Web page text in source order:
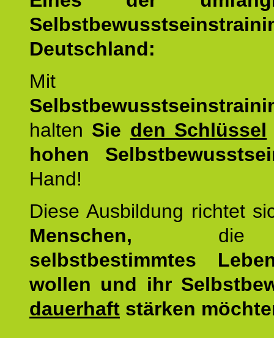
Deutschland:
Mit
halten Sie den Schlüssel
hohen
Hand!
Diese Ausbildung richtet
Menschen,
selbstbestimmtes
wollen und ihr
dauerhaft stärken